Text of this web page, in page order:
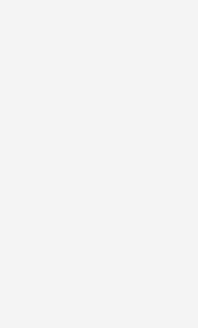
Gewichtsvorteil
Die Stärke der Platte
bei einem
insbesondere für
DEG2 mit einer
von 28 mm und
mittlere und große
Insgesamt stehen
300 mm bis 1500 mm
(DEG2) zur Verfügung.
81 % möglich.